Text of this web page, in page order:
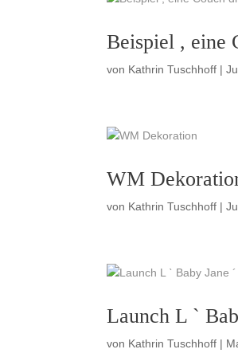
Beispiel , eine
von Kathrin Tuschhoff |
WM
von Kathrin Tuschhoff |
Launch L ˋ
von Kathrin Tuschhoff |